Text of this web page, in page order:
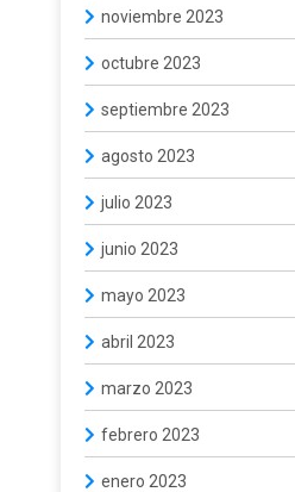
noviembre 2023
octubre 2023
septiembre 2023
agosto 2023
julio 2023
junio 2023
mayo 2023
abril 2023
marzo 2023
febrero 2023
enero 2023